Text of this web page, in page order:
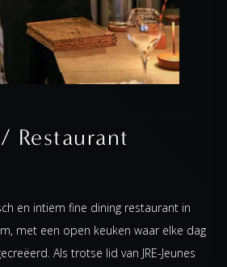
Restaurant
en intiem fine dining restaurant in
met een open keuken waar elke dag
Als trotse lid van JRE-Jeunes